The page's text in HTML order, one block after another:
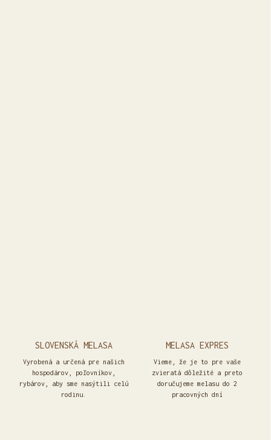
SLOVENSKÁ MELASA
Vyrobená a určená pre našich
hospodárov, poľovníkov,
rybárov, aby sme nasýtili celú
rodinu.
MELASA EXPRES
Vieme, že je to pre vaše
zvieratá dôležité a preto
doručujeme melasu do 2
pracovných dní